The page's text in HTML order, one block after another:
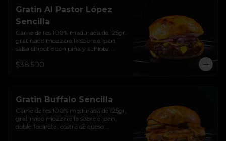
Gratin Al Pastor López
Sencilla
Carne de res 100% madurada de 125gr,
gratinado mozzarella sobre el pan,
salsa chipotle con piña y achiote,
crujiente, cilantro, cebolla encurtida,
$38.500
Gratin Buffalo Sencilla
Carne de res 100% madurada de 125gr,
gratinado mozzarella sobre el pan,
doble Tocineta, costra de queso